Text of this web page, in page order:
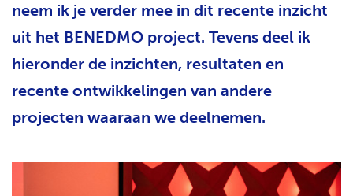
neem ik je verder mee in dit recente inzicht
uit het BENEDMO project. Tevens deel ik
hieronder de inzichten, resultaten en
recente ontwikkelingen van andere
projecten waaraan we deelnemen.